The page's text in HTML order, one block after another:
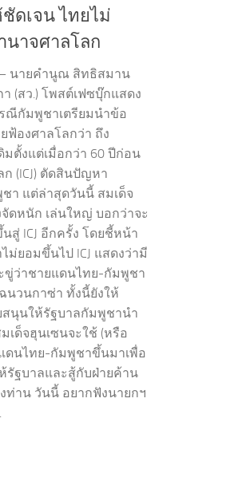
ดเจน ไทยไม่
นาจศาลโลก
นายคำนูณ สิทธิสมาน
(สว.) โพสต์เฟซบุ๊กแสดง
ณีกัมพูชาเตรียมนำข้อ
องศาลโลกว่า ถึง
ตั้งแต่เมื่อกว่า 60 ปีก่อน
(ICJ) ตัดสินปัญหา
า แต่ล่าสุดวันนี้ สมเด็จ
ดหนัก เล่นใหญ่ บอกว่าจะ
สู่ ICJ อีกครั้ง โดยชี้หน้า
ม่ยอมขึ้นไป ICJ แสดงว่ามี
ขู่ว่าชายแดนไทย-กัมพูชา
นวนกาซ่า ทั้งนี้ยังให้
นุนให้รัฐบาลกัมพูชานำ
มเด็จฮุนเซนจะใช้ (หรือ
ดนไทย-กัมพูชาขึ้นมาเพื่อ
รัฐบาลและสู้กับฝ่ายค้าน
งท่าน วันนี้ อยากฟังนายกฯ